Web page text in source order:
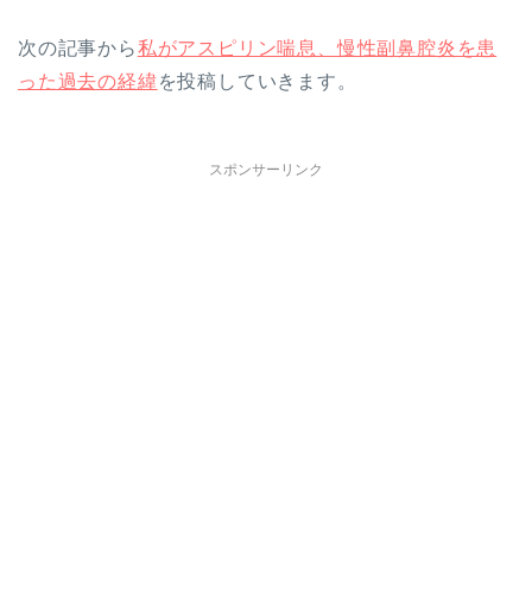
次の記事から私がアスピリン喘息、慢性副鼻腔炎を患
った過去の経緯を投稿していきます。
スポンサーリンク